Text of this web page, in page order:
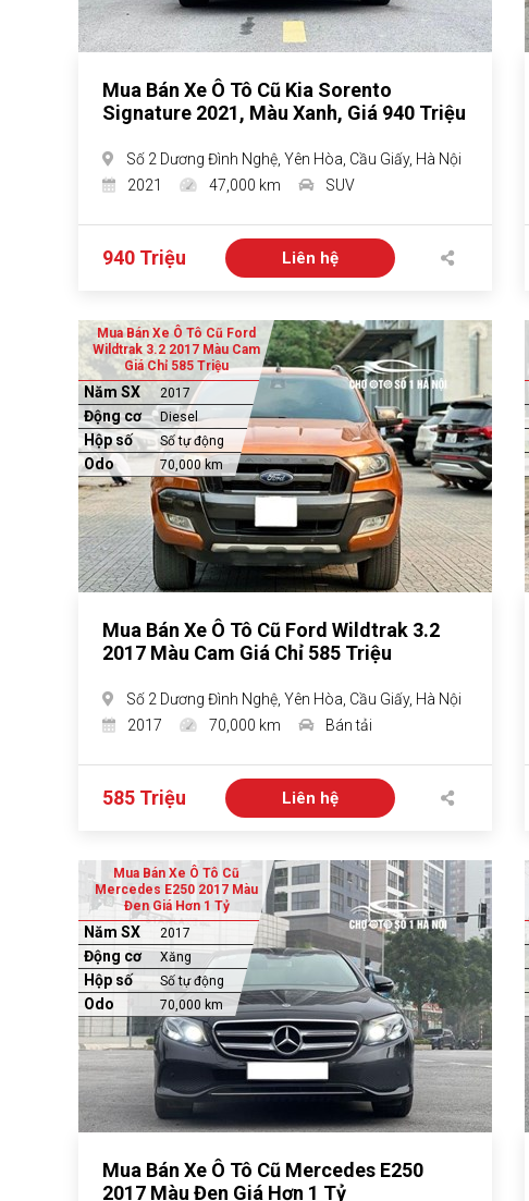
Mua Bán Xe Ô Tô Cũ Kia Sorento
Signature 2021, Màu Xanh, Giá 940 Triệu
Số 2 Dương Đình Nghệ, Yên Hòa, Cầu Giấy, Hà Nội
2021
47,000 km SUV
940 Triệu Liên hệ
Mua Bán Xe Ô Tô Cũ Ford
Wildtrak 3.2 2017 Màu Cam
Giá Chỉ 585 Triệu
Năm SX 2017
Động cơ Diesel
Hộp số Số tự động
Odo 70,000 km
Mua Bán Xe Ô Tô Cũ Ford Wildtrak 3.2
2017 Màu Cam Giá Chỉ 585 Triệu
Số 2 Dương Đình Nghệ, Yên Hòa, Cầu Giấy, Hà Nội
2017
70,000 km Bán tải
585 Triệu Liên hệ
Mua Bán Xe Ô Tô Cũ
Mercedes E250 2017 Màu
Đen Giá Hơn 1 Tỷ
Năm SX 2017
Động cơ Xăng
Hộp số Số tự động
Odo 70,000 km
Mua Bán Xe Ô Tô Cũ Mercedes E250
2017 Màu Đen Giá Hơn 1 Tỷ